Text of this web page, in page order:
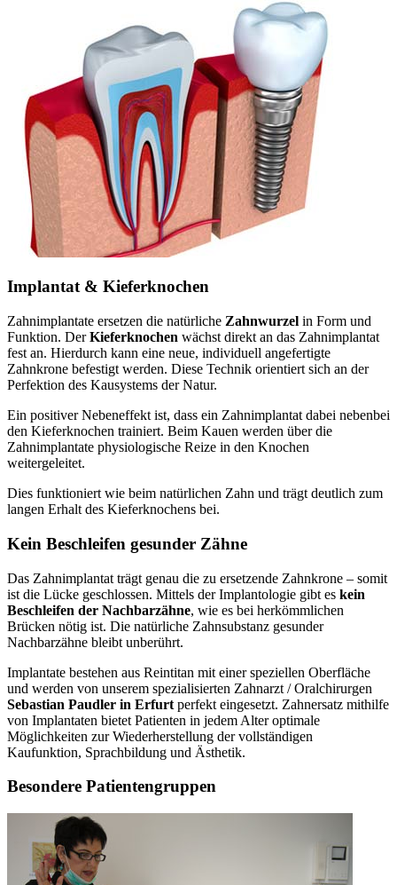
Implantat & Kieferknochen
Zahnimplantate ersetzen die natürliche Zahnwurzel in Form und
Funktion. DerKieferknochen wächst direkt an das Zahnimplantat
fest an. Hierdurch kann eine neue, individuell angefertigte
Zahnkrone befestigt werden. Diese Technik orientiert sich an der
Perfektion des Kausystems der Natur.
Ein positiver Nebeneffekt ist, dass ein Zahnimplantat dabei nebenbei
den Kieferknochen trainiert. Beim Kauen werden über die
Zahnimplantate physiologische Reize in den Knochen
weitergeleitet.
Dies funktioniert wie beim natürlichen Zahn und trägt deutlich zum
langen Erhalt des Kieferknochens bei.
Kein Beschleifen gesunder Zähne
Das Zahnimplantat trägt genau die zu ersetzende Zahnkrone – somit
ist die Lücke geschlossen. Mittels der Implantologie gibt es kein
Beschleifen der Nachbarzähne, wie es bei herkömmlichen
Brücken nötig ist. Die natürliche Zahnsubstanz gesunder
Nachbarzähne bleibt unberührt.
Implantate bestehen aus Reintitan mit einer speziellen Oberfläche
und werden von unserem spezialisierten Zahnarzt / Oralchirurgen
Sebastian Paudler in Erfurt perfekt eingesetzt. Zahnersatz mithilfe
von Implantaten bietet Patienten in jedem Alter optimale
Möglichkeiten zur Wiederherstellung der vollständigen
Kaufunktion, Sprachbildung und Ästhetik.
Besondere Patientengruppen